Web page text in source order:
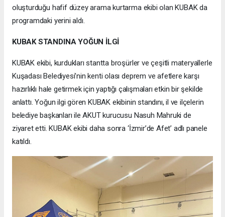
oluşturduğu hafif düzey arama kurtarma ekibi olan KUBAK da
programdaki yerini aldı.
KUBAK STANDINA YOĞUN İLGİ
KUBAK ekibi, kurdukları stantta broşürler ve çeşitli materyallerle
Kuşadası Belediyesi’nin kenti olası deprem ve afetlere karşı
hazırlıklı hale getirmek için yaptığı çalışmaları etkin bir şekilde
anlattı. Yoğun ilgi gören KUBAK ekibinin standını, il ve ilçelerin
belediye başkanları ile AKUT kurucusu Nasuh Mahruki de
ziyaret etti. KUBAK ekibi daha sonra ‘İzmir’de Afet’ adlı panele
katıldı.